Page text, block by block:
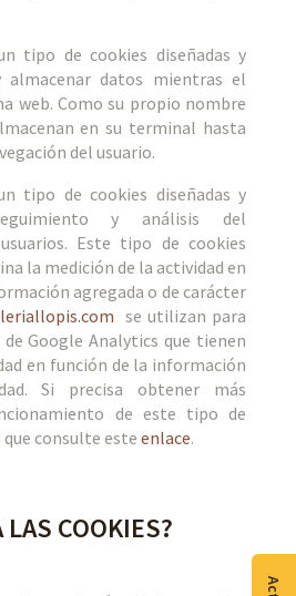
tipo de cookies diseñadas y
almacenar datos mientras el
web. Como su propio nombre
en su terminal hasta
del usuario.
tipo de cookies diseñadas y
y análisis del
Este tipo de cookies
la medición de la actividad en
agregada o de carácter
se utilizan para
Google Analytics que tienen
en función de la información
Si precisa obtener más
de este tipo de
consulte este enlace.
COOKIES?